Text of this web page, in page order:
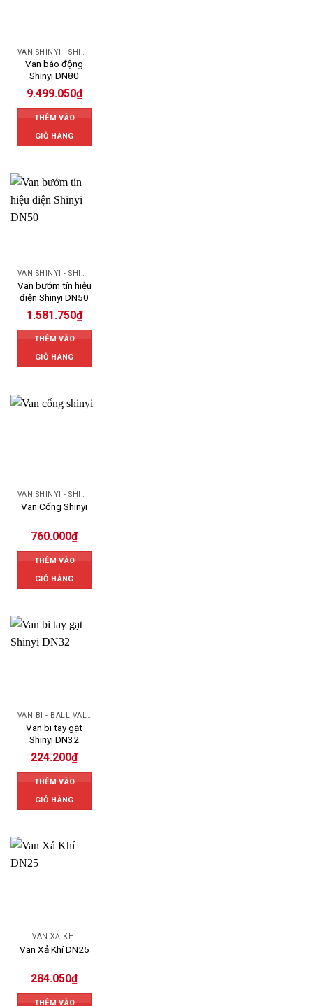
Van báo động
Shinyi DN80
9.499.050₫
THÊM VÀO
GIỎ HÀNG
Van bướm tín hiệu
điện Shinyi DN50
1.581.750₫
THÊM VÀO
GIỎ HÀNG
Van Cổng Shinyi
760.000₫
THÊM VÀO
GIỎ HÀNG
Van bi tay gạt
Shinyi DN32
224.200₫
THÊM VÀO
GIỎ HÀNG
VAN XẢ KHÍ
Van Xả Khí DN25
284.050₫
THÊM VÀO